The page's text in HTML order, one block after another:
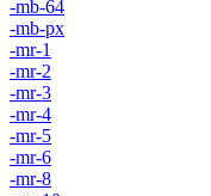
-mb-64
-mb-px
-mr-1
-mr-2
-mr-3
-mr-4
-mr-5
-mr-6
-mr-8